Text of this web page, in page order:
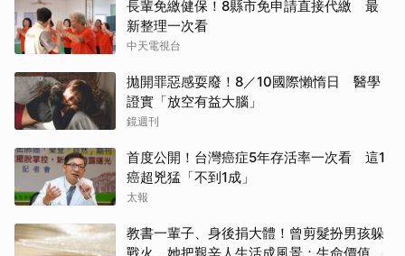
長輩免繳健保！8縣市免申請直接代繳 最
新整理一次看
中天電視台
拋開罪惡感耍廢！8／10國際懶惰日 醫學
證實「放空有益大腦」
鏡週刊
首度公開！台灣癌症5年存活率一次看 這1
癌超兇猛「不到1成」
太報
教書一輩子、身後捐大體！曾剪髮扮男孩躲
戰火，她把艱辛人生活成風景：生命價值在